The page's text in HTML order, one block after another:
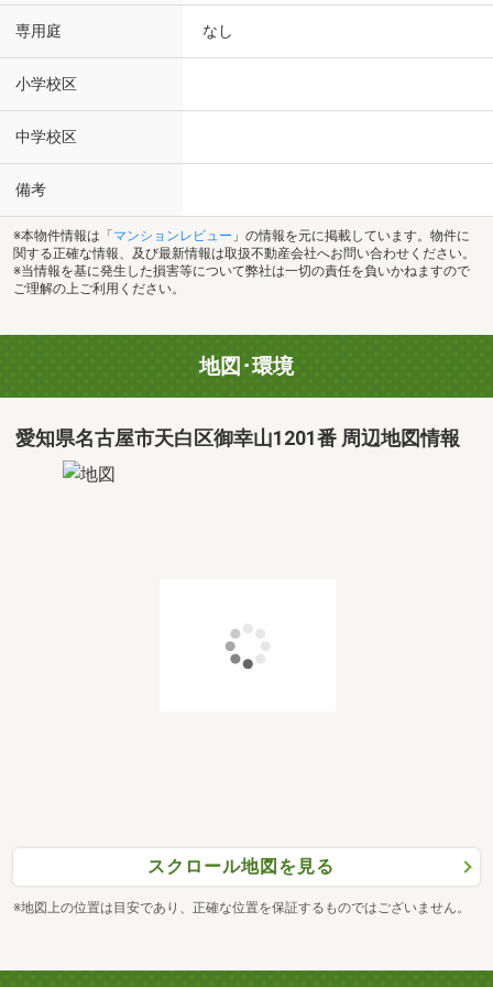
専用庭 なし
小学校区
中学校区
備考
※本物件情報は「 マンションレビュー 」の情報を元に掲載しています。物件に
関する正確な情報、及び最新情報は取扱不動産会社へお問い合わせください。
※当情報を基に発生した損害等について弊社は一切の責任を負いかねますので
ご理解の上ご利用ください。
地図･環境
愛知県名古屋市天白区御幸山1201番 周辺地図情報
スクロール地図を見る
※地図上の位置は目安であり、正確な位置を保証するものではございません。